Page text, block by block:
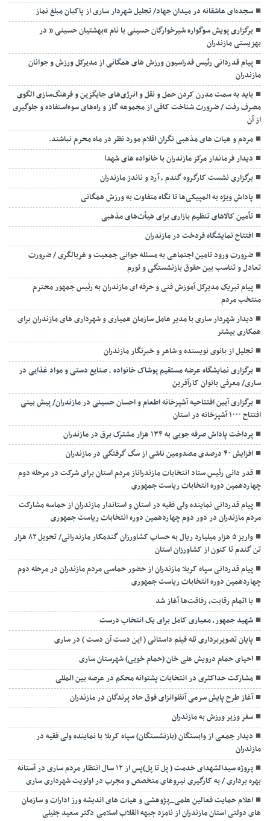
سجده‌ای عاشقانه در میدان جهاد/ تجلیل شهردار ساری از پاکبان مبلغ نماز
برگزاری پویش سوگواره شیرخوارگان حسینی با نام “بهشتیان حسینی ” در
بهزیستی مازندران
پیام قدردانی رئیس فدراسیون ورزش های همگانی از مدیرکل ورزش و جوانان
مازندران
باید به سمت مدرن کردن حمل و نقل و انرژی‌های جایگزین و فرهنگ‌سازی الگوی
مصرف رفت / ضرورت شناخت کافی از مجموعه گاز و راه‌های سوءاستفاده و جلوگیری
از آن
مردم و هیات های مذهبی نگران اقلام مورد نظر در ماه محرم نباشند.
دیدار فرماندار مرکز مازندران با خانواده های شهدا
برگزاری نشست کارگروه گندم ، آرد و ناندز مازندران
پاداش ویژه به المپیکی‌ها تا نگاه متفاوت به ورزش همگانی
تأمین کالاهای تنظیم بازاری برای هیأت‌های مذهبی
افتتاح نمایشگاه فردخت در مازندران
ضرورت ورود تامین اجتماعی به مسئله جوانی جمعیت و غربالگری / ضرورت
تعادل و تناسب بین حقوق بازنشستگی و تورم
پیام تبریک مدیرکل آموزش فنی و حرفه ای مازندران به رئیس جمهور محترم
منتخب مردم
دیدار شهردار ساری با مدیر عامل سازمان همیاری و شهرداری های مازندران برای
همکاری بیشتر
تجلیل از بانوی نویسنده و شاعر و خبرنگار مازندران
برگزاری نمایشگاه عرضه مستقیم پوشاک خانواده ، صنایع دستی و مواد غذایی در
ساری/ معرفی بانوان کارآفرین
برگزاری آیین افتتاحیه آشپزخانه اطعام و احسان حسینی در مازندران/ پیش بینی
افتتاح ۱۰۰۰ آشپزخانه در استان
پرداخت پاداش صرفه جویی به ۱۳۴ هزار مشترک برق در مازندران
افزایش ۴۰ درصدی مصدومین ناشی از سگ گرفتگی در مازندران
قدر دانی رئیس ستاد انتخابات مازندراناز مردم استان برای شرکت در مرحله دوم
چهاردهمین دوره انتخابات ریاست جمهوری
پیام قدردانی نماینده ولی فقیه در استان و استاندار مازندران از حماسه مشارکت
مردم مازندران در دور دوم چهاردهمین دوره انتخابات ریاست جمهوری
واریز ۵ هزار میلیارد ریال به حساب کشاورزان گندمکار مازندرانی/ تحویل ۸۲ هزار
تن گندم تا کنون از کشاورزان استان
پیام قدردانی سپاه کربلا مازندران از حضور حماسی مردم مازندران در مرحله دوم
چهاردهمین دوره انتخابات ریاست جمهوری
با اتمام رقابت، رفاقت‌ها آغاز شد
شهید جمهور، معیاری کامل برای یک انتخاب درست
پایان تصویربرداری تله فیلم داستانی ( این دست آن دست ) در ساری
احیای حمام درویش علی خان (حمام خویی) شهرستان ساری
مشارکت حداکثری در انتخابات پشتوانه محکم در عرصه بین المللی
آغاز طرح پایش سرمی آنفلوانزای فوق حاد پرندگان در مازندران
سفر وزیر ورزش به مازندران
دیدار جمعی از وابستگان (بازنشستگان) سپاه کربلا با نماینده ولی فقیه در
مازندران
پروژه سیدالشهدای خدمت ( پل تا پل)پس از ۱۲ سال انتظار مردم ساری در آستانه
بهره برداری / به کارگیری نیروهای متخصص و مجرب در اولویت شهرداری ساری
اعلام حمایت فعالین علمی_پژوهشی و هیات های اندیشه ورز ادارات و سازمان
های دولتی استان مازندران از نامزد جبهه انقلاب اسلامی دکتر سعید جلیلی